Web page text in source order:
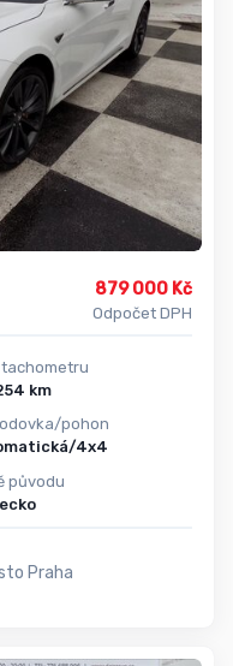
879 000 Kč
Odpočet DPH
156 254 km
pohon
4x4
původu
Praha